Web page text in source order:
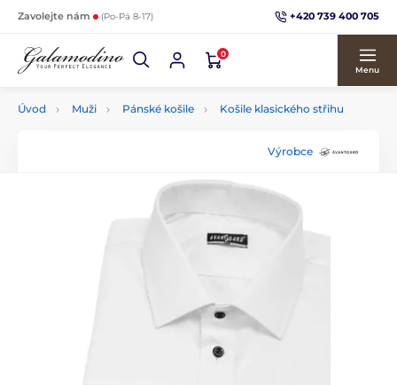
Zavolejte nám (Po-Pá 8-17) +420 739 400 705
0
Menu
Úvod Muži Pánské košile Košile klasického střihu
Výrobce